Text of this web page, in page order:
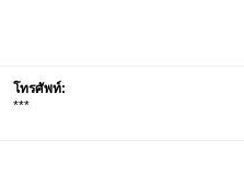
โทรศัพท์:
***